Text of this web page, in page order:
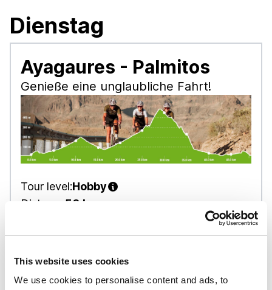
This website uses cookies
We use cookies to personalise content and ads, to
Dienstag
Ayagaures - Palmitos
Genieße eine unglaubliche Fahrt!
Tour level:Hobby
Distanz: 50 km
Downhill:760 m